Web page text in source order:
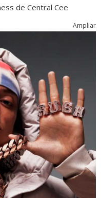
de Central Cee
Ampliar